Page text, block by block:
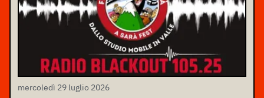
mercoledì 29 luglio 2026